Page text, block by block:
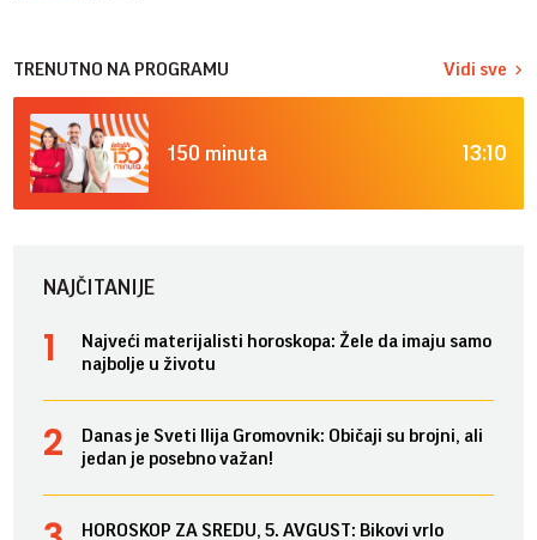
TRENUTNO NA PROGRAMU Vidi sve
150 minuta 13:10
NAJČITANIJE
Najveći materijalisti horoskopa: Žele da imaju samo
najbolje u životu
Danas je Sveti Ilija Gromovnik: Običaji su brojni, ali
jedan je posebno važan!
HOROSKOP ZA SREDU, 5. AVGUST: Bikovi vrlo